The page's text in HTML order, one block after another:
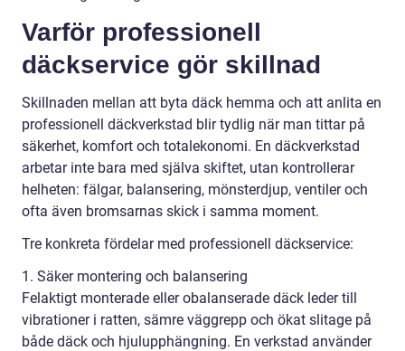
Varför professionell
däckservice gör skillnad
Skillnaden mellan att byta däck hemma och att anlita en
professionell däckverkstad blir tydlig när man tittar på
säkerhet, komfort och totalekonomi. En däckverkstad
arbetar inte bara med själva skiftet, utan kontrollerar
helheten: fälgar, balansering, mönsterdjup, ventiler och
ofta även bromsarnas skick i samma moment.
Tre konkreta fördelar med professionell däckservice:
1. Säker montering och balansering
Felaktigt monterade eller obalanserade däck leder till
vibrationer i ratten, sämre väggrepp och ökat slitage på
både däck och hjulupphängning. En verkstad använder